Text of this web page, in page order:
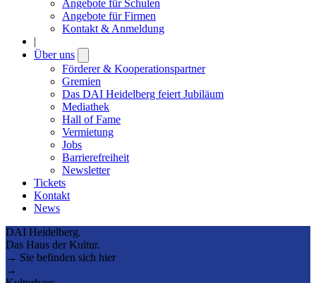
Angebote für Schulen
Angebote für Firmen
Kontakt & Anmeldung
|
Über uns
submenu
Förderer & Kooperationspartner
Gremien
Das DAI Heidelberg feiert Jubiläum
Mediathek
Hall of Fame
Vermietung
Jobs
Barrierefreiheit
Newsletter
Tickets
Kontakt
News
DAI Heidelberg.
Das Haus der Kultur.
→ Sie befinden sich hier
→